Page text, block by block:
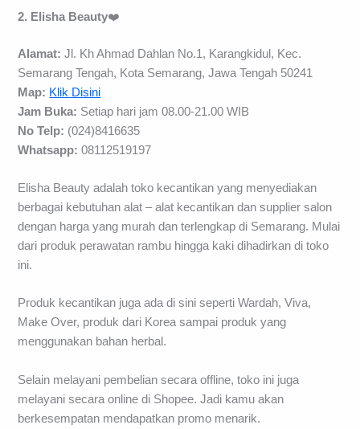
2. Elisha Beauty❤️
Alamat: Jl. Kh Ahmad Dahlan No.1, Karangkidul, Kec.
Semarang Tengah, Kota Semarang, Jawa Tengah 50241
Map: Klik Disini
Jam Buka: Setiap hari jam 08.00-21.00 WIB
No Telp: (024)8416635
Whatsapp: 08112519197
Elisha Beauty adalah toko kecantikan yang menyediakan
berbagai kebutuhan alat – alat kecantikan dan supplier salon
dengan harga yang murah dan terlengkap di Semarang. Mulai
dari produk perawatan rambu hingga kaki dihadirkan di toko
ini.
Produk kecantikan juga ada di sini seperti Wardah, Viva,
Make Over, produk dari Korea sampai produk yang
menggunakan bahan herbal.
Selain melayani pembelian secara offline, toko ini juga
melayani secara online di Shopee. Jadi kamu akan
berkesempatan mendapatkan promo menarik.